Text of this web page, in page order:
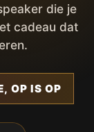
die je
cadeau dat
OP IS OP